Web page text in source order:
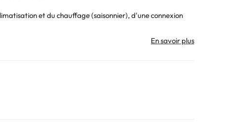
et du chauffage (saisonnier), d'une connexion